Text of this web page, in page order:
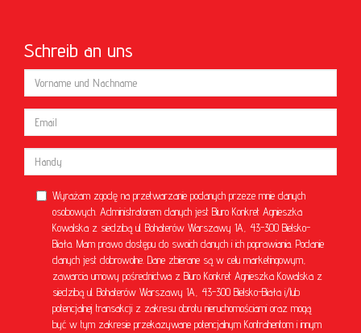
Schreib an uns
Wyrażam zgodę na przetwarzanie podanych przeze mnie danych
osobowych. Administratorem danych jest Biuro Konkret Agnieszka
Kowalska z siedzibą ul. Bohaterów Warszawy 1A, 43-300 Bielsko-
Biała. Mam prawo dostępu do swoich danych i ich poprawiania. Podanie
danych jest dobrowolne. Dane zbierane są w celu marketingowym,
zawarcia umowy pośrednictwa z Biuro Konkret Agnieszka Kowalska z
siedzibą ul. Bohaterów Warszawy 1A, 43-300 Bielsko-Biała i/lub
potencjalnej transakcji z zakresu obrotu nieruchomościami oraz mogą
być w tym zakresie przekazywane potencjalnym Kontrahentom i innym